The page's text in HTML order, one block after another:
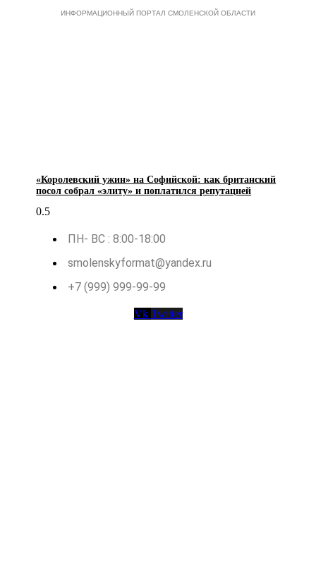
ИНФОРМАЦИОННЫЙ ПОРТАЛ СМОЛЕНСКОЙ ОБЛАСТИ
«Королевский ужин» на Софийской: как британский
посол собрал «элиту» и поплатился репутацией
ПН- ВС : 8:00-18:00
smolenskyformat@yandex.ru
+7 (999) 999-99-99
Vk Twitter